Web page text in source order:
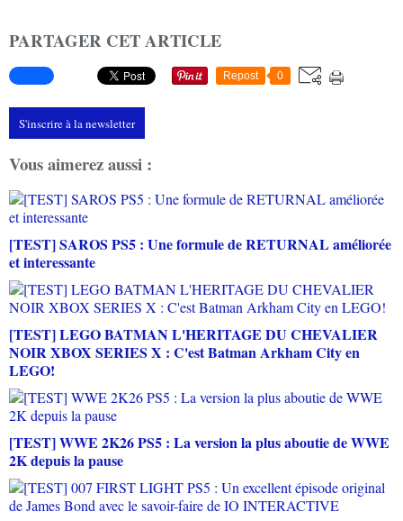
PARTAGER CET ARTICLE
Repost 0
S'inscrire à la newsletter
Vous aimerez aussi :
[TEST] SAROS PS5 : Une formule de RETURNAL améliorée
et interessante
[TEST] LEGO BATMAN L'HERITAGE DU CHEVALIER
NOIR XBOX SERIES X : C'est Batman Arkham City en
LEGO!
[TEST] WWE 2K26 PS5 : La version la plus aboutie de WWE
2K depuis la pause